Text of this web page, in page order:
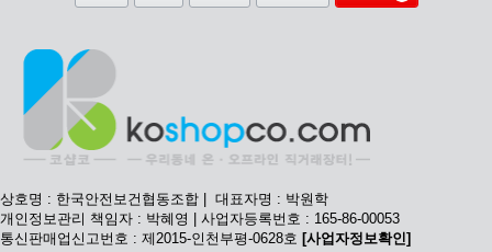
상호명 : 한국안전보건협동조합 | 대표자명 : 박원학
개인정보관리 책임자 : 박혜영 | 사업자등록번호 : 165-86-00053
통신판매업신고번호 : 제2015-인천부평-0628호 [사업자정보확인]